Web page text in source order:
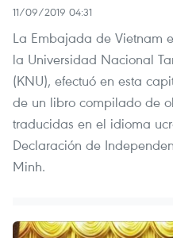
11/09/2019 04:31
La Embajada de Vietnam
la Universidad Nacional
(KNU), efectuó en esta
de un libro compilado de
traducidas en el idioma
Declaración de
Minh.